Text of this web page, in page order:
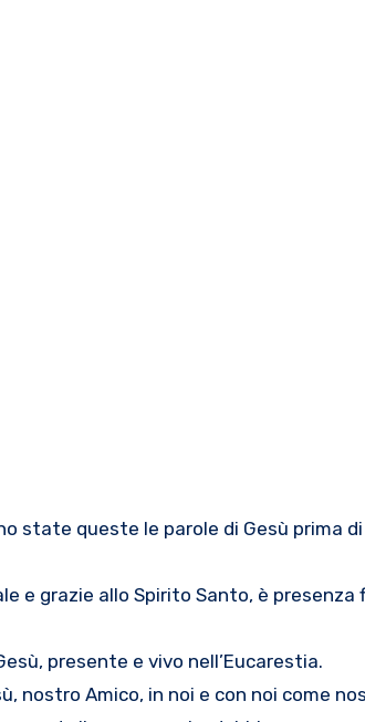
e grazie allo Spirito Santo, è presenza
presente e vivo nell’Eucarestia.
nostro Amico, in noi e con noi come